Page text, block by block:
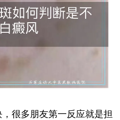
预时机。 ...
很多朋友第一反应就是担